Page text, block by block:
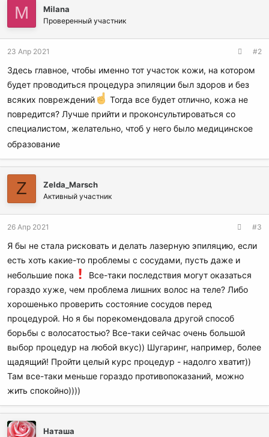
M Milana
Проверенный участник
23 Апр 2021 #2
Здесь главное, чтобы именно тот участок кожи, на котором
будет проводиться процедура эпиляции был здоров и без
всяких повреждений
Тогда все будет отлично, кожа не
повредится? Лучше прийти и проконсультироваться со
специалистом, желательно, чтоб у него было медицинское
образование
Z Zelda_Marsch
Активный участник
26 Апр 2021 #3
Я бы не стала рисковать и делать лазерную эпиляцию, если
есть хоть какие-то проблемы с сосудами, пусть даже и
небольшие пока
Все-таки последствия могут оказаться
гораздо хуже, чем проблема лишних волос на теле? Либо
хорошенько проверить состояние сосудов перед
процедурой. Но я бы порекомендовала другой способ
борьбы с волосатостью? Все-таки сейчас очень большой
выбор процедур на любой вкус)) Шугаринг, например, более
щадящий! Пройти целый курс процедур - надолго хватит))
Там все-таки меньше гораздо противопоказаний, можно
жить спокойно))))
Наташа